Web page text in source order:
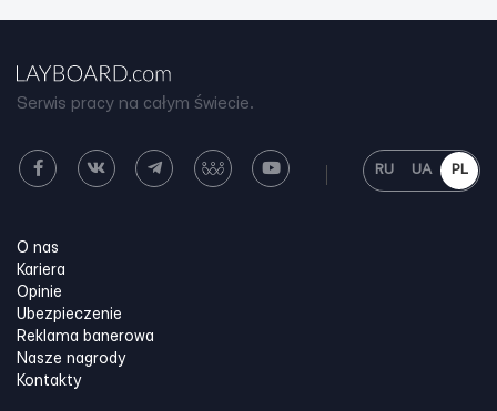
Serwis pracy na całym świecie.
RU UA PL
O nas
Kariera
Opinie
Ubezpieczenie
Reklama banerowa
Nasze nagrody
Kontakty